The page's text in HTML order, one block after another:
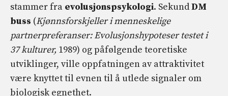
stammer fra evolusjonspsykologi. SekundDM
buss (Kjønnsforskjeller i menneskelige
partnerpreferanser: Evolusjonshypoteser testet i
37 kulturer, 1989) og påfølgende teoretiske
utviklinger, ville oppfatningen av attraktivitet
være knyttet til evnen til å utlede signaler om
biologisk egnethet.